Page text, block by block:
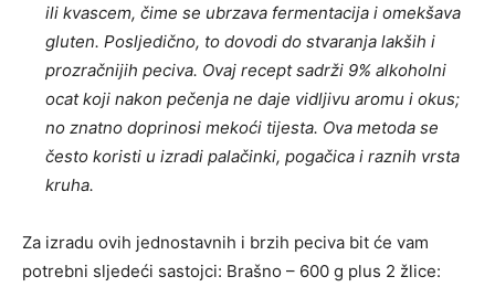
ili kvascem, čime se ubrzava fermentacija i omekšava
gluten. Posljedično, to dovodi do stvaranja lakših i
prozračnijih peciva. Ovaj recept sadrži 9% alkoholni
ocat koji nakon pečenja ne daje vidljivu aromu i okus;
no znatno doprinosi mekoći tijesta. Ova metoda se
često koristi u izradi palačinki, pogačica i raznih vrsta
kruha.
Za izradu ovih jednostavnih i brzih peciva bit će vam
potrebni sljedeći sastojci: Brašno – 600 g plus 2 žlice: